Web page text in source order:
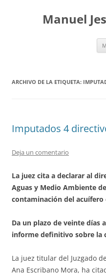
contenidoManuel
ARCHIVO DE LA ETIQUETA:
Imputados 4
Deja un comentario
La juez cita a declarar al
Aguas y Medio Ambiente
contaminación del acuífero
Da un plazo de veinte días
informe definitivo sobre la
La juez titular del Juzgado
Ana Escribano Mora, ha